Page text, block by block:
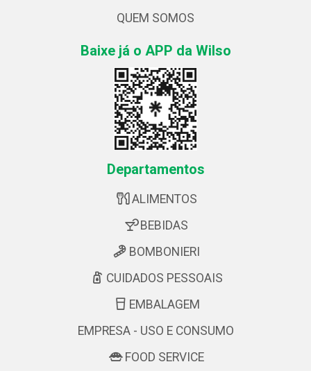
QUEM SOMOS
Baixe já o APP da Wilso
Departamentos
ALIMENTOS
BEBIDAS
BOMBONIERI
CUIDADOS PESSOAIS
EMBALAGEM
EMPRESA - USO E CONSUMO
FOOD SERVICE